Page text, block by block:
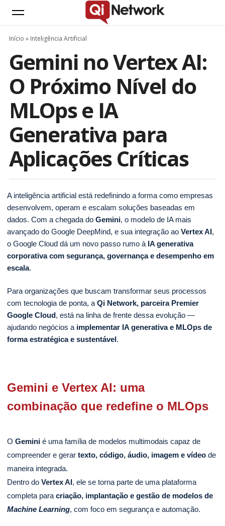
Início » Inteligência Artificial
Gemini no Vertex AI:
O Próximo Nível do
MLOps e IA
Generativa para
Aplicações Críticas
A inteligência artificial está redefinindo a forma como empresas
desenvolvem, operam e escalam soluções baseadas em
dados. Com a chegada do Gemini, o modelo de IA mais
avançado do Google DeepMind, e sua integração ao Vertex AI,
o Google Cloud dá um novo passo rumo à IA generativa
corporativa com segurança, governança e desempenho em
escala.
Para organizações que buscam transformar seus processos
com tecnologia de ponta, a Qi Network, parceira Premier
Google Cloud, está na linha de frente dessa evolução —
ajudando negócios a implementar IA generativa e MLOps de
forma estratégica e sustentável.
Gemini e Vertex AI: uma
combinação que redefine o MLOps
O Gemini é uma família de modelos multimodais capaz de
compreender e gerar texto, código, áudio, imagem e vídeo de
maneira integrada.
Dentro do Vertex AI, ele se torna parte de uma plataforma
completa para criação, implantação e gestão de modelos de
Machine Learning, com foco em segurança e automação.